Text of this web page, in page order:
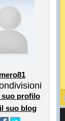
suo profilo
suo blog